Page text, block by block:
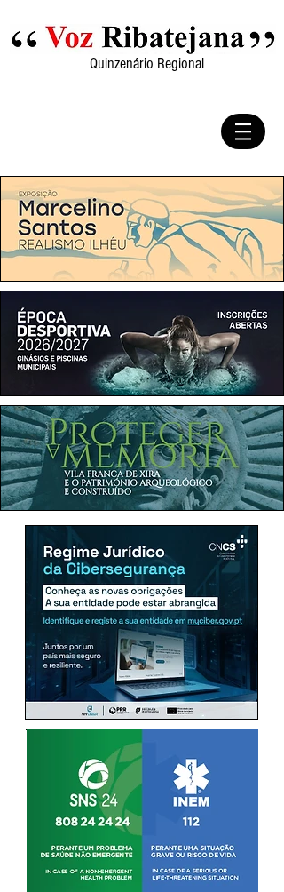
Quinzenário Regional